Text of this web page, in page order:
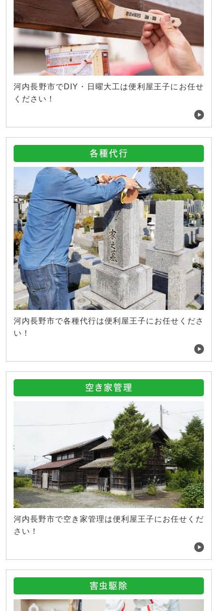
河内長野市でDIY・日曜大工は便利屋王子にお任せ
ください！
各種代行
河内長野市で各種代行は便利屋王子にお任せくださ
い！
空き家管理
河内長野市で空き家管理は便利屋王子にお任せくだ
さい！
害虫駆除